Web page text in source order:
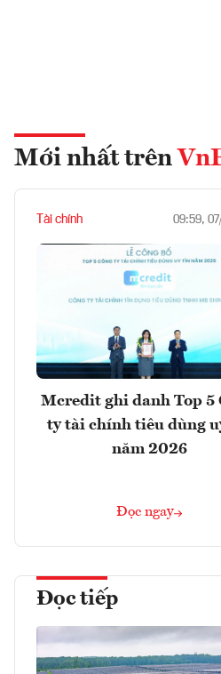
Mới nhất trên
Tài chính 09:59,
Mcredit ghi danh Top 5
ty tài chính tiêu dùng
năm 2026
Đọc ngay
Đọc tiếp